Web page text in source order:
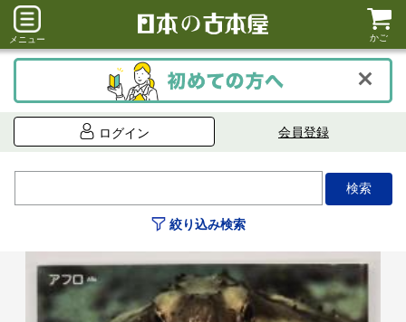
メニュー かご
ログイン 会員登録
絞り込み検索